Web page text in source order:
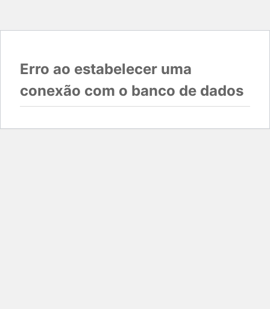
Erro ao estabelecer uma
conexão com o banco de dados